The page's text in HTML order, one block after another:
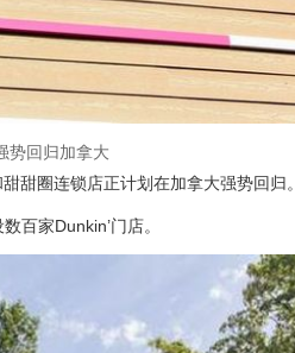
势回归加拿大
甜圈连锁店正计划在加拿大强势回归。
百家Dunkin’门店。